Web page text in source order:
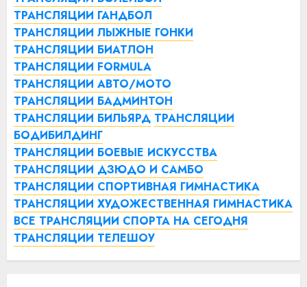
ТРАНСЛЯЦИИ ГАНДБОЛ
ТРАНСЛЯЦИИ ЛЫЖНЫЕ ГОНКИ
ТРАНСЛЯЦИИ БИАТЛОН
ТРАНСЛЯЦИИ FORMULA
ТРАНСЛЯЦИИ АВТО/МОТО
ТРАНСЛЯЦИИ БАДМИНТОН
ТРАНСЛЯЦИИ БИЛЬЯРД ТРАНСЛЯЦИИ
БОДИБИЛДИНГ
ТРАНСЛЯЦИИ БОЕВЫЕ ИСКУССТВА
ТРАНСЛЯЦИИ ДЗЮДО И САМБО
ТРАНСЛЯЦИИ СПОРТИВНАЯ ГИМНАСТИКА
ТРАНСЛЯЦИИ ХУДОЖЕСТВЕННАЯ ГИМНАСТИКА
ВСЕ ТРАНСЛЯЦИИ СПОРТА НА СЕГОДНЯ
ТРАНСЛЯЦИИ ТЕЛЕШОУ